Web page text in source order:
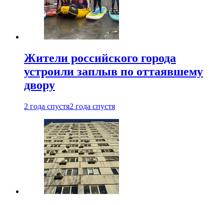
Жители российского города
устроили заплыв по оттаявшему
двору
2 года спустя2 года спустя